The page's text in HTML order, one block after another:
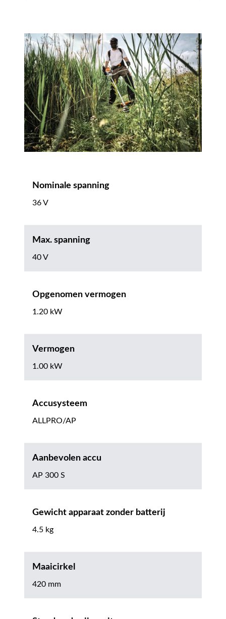
Nominale spanning
36 V
Max. spanning
40 V
Opgenomen vermogen
1.20 kW
Vermogen
1.00 kW
Accusysteem
ALLPRO/AP
Aanbevolen accu
AP 300 S
Gewicht apparaat zonder batterij
4.5 kg
Maaicirkel
420 mm